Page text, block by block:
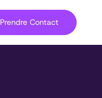
Prendre Contact